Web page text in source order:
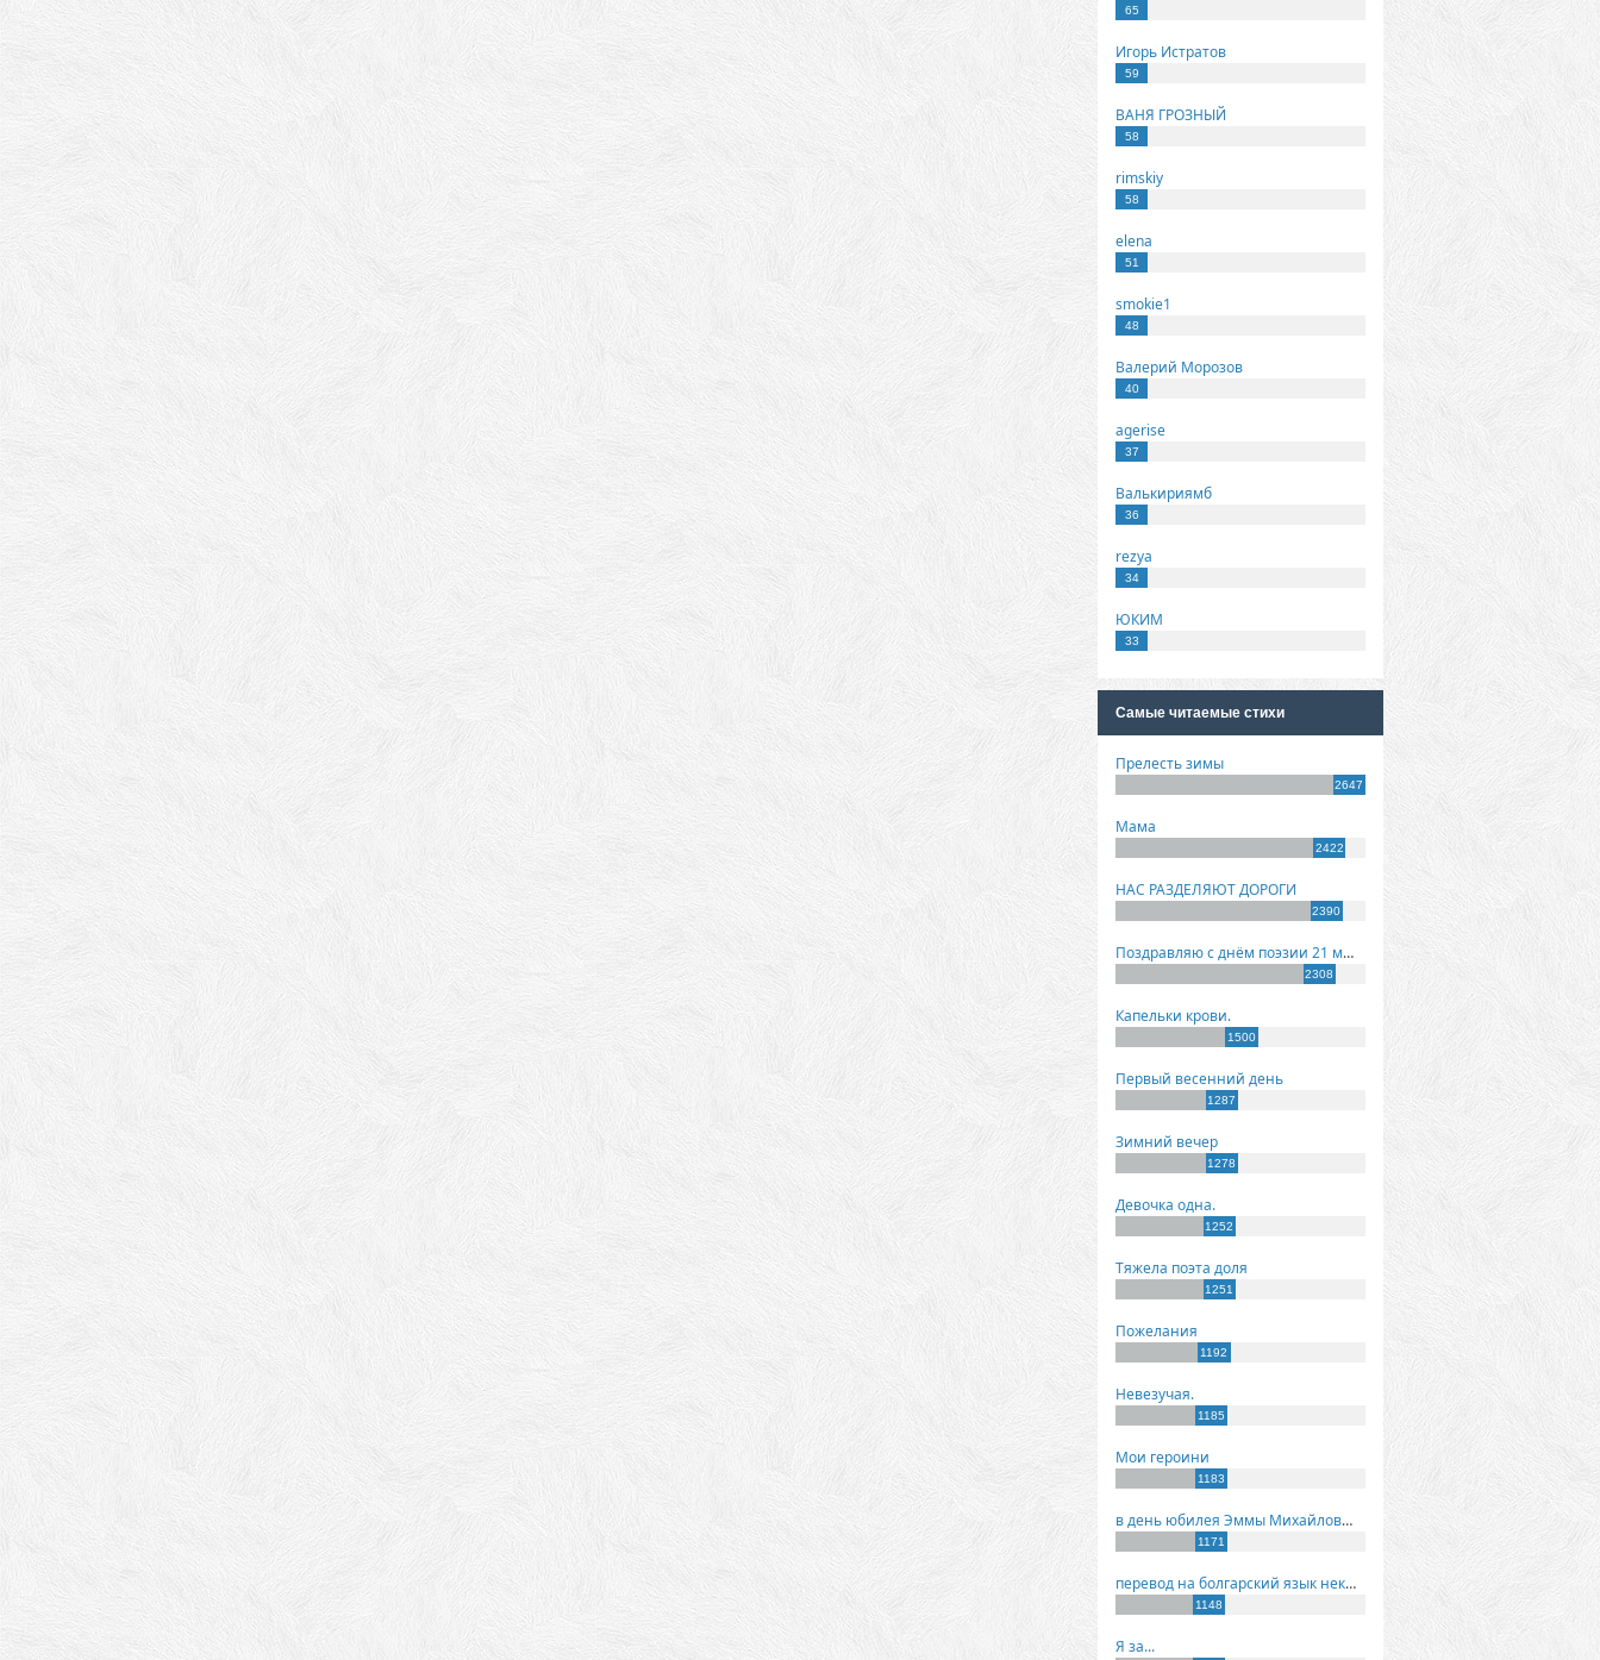
65
Игорь Истратов
59
ВАНЯ ГРОЗНЫЙ
58
rimskiy
58
elena
51
smokie1
48
Валерий Морозов
40
agerise
37
Валькириямб
36
rezya
34
ЮКИМ
33
Самые читаемые стихи
Прелесть зимы
2647
Мама
2422
НАС РАЗДЕЛЯЮТ ДОРОГИ
2390
Поздравляю с днём поэзии 21 марта!
2308
Капельки крови.
1500
Первый весенний день
1287
Зимний вечер
1278
Девочка одна.
1252
Тяжела поэта доля
1251
Пожелания
1192
Невезучая.
1185
Мои героини
1183
в день юбилея Эммы Михайловны Киселевой
1171
перевод на болгарский язык некоторых моих стихов
1148
Я за...